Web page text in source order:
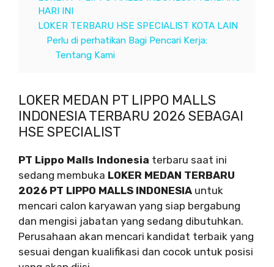
HARI INI
LOKER TERBARU HSE SPECIALIST KOTA LAIN
Perlu di perhatikan Bagi Pencari Kerja:
Tentang Kami
LOKER MEDAN PT LIPPO MALLS
INDONESIA TERBARU 2026 SEBAGAI
HSE SPECIALIST
PT Lippo Malls Indonesia terbaru saat ini
sedang membuka LOKER MEDAN TERBARU
2026 PT LIPPO MALLS INDONESIA untuk
mencari calon karyawan yang siap bergabung
dan mengisi jabatan yang sedang dibutuhkan.
Perusahaan akan mencari kandidat terbaik yang
sesuai dengan kualifikasi dan cocok untuk posisi